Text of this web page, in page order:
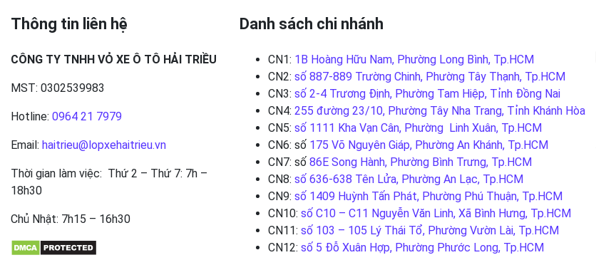
Thông tin liên hệ
CÔNG TY TNHH VỎ XE Ô TÔ HẢI TRIỀU
MST: 0302539983
Hotline: 0964 21 7979
Email: haitrieu@lopxehaitrieu.vn
Thời gian làm việc: Thứ 2 – Thứ 7: 7h –
18h30
Chủ Nhật: 7h15 – 16h30
Danh sách chi nhánh
CN1: 1B Hoàng Hữu Nam, Phường Long Bình, Tp.HCM
CN2: số 887-889 Trường Chinh, Phường Tây Thạnh, Tp.HCM
CN3: số 2-4 Trương Định, Phường Tam Hiệp, Tỉnh Đồng Nai
CN4: 255 đường 23/10, Phường Tây Nha Trang, Tỉnh Khánh Hòa
CN5: số 1111 Kha Vạn Cân, Phường Linh Xuân, Tp.HCM
CN6: số 175 Võ Nguyên Giáp, Phường An Khánh, Tp.HCM
CN7: số 86E Song Hành, Phường Bình Trưng, Tp.HCM
CN8: số 636-638 Tên Lửa, Phường An Lạc, Tp.HCM
CN9: số 1409 Huỳnh Tấn Phát, Phường Phú Thuận, Tp.HCM
CN10: số C10 – C11 Nguyễn Văn Linh, Xã Bình Hưng, Tp.HCM
CN11: số 103 – 105 Lý Thái Tổ, Phường Vườn Lài, Tp.HCM
CN12: số 5 Đỗ Xuân Hợp, Phường Phước Long, Tp.HCM